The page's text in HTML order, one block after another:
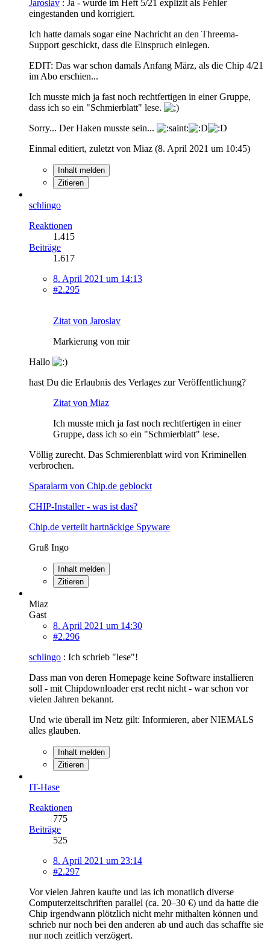
Jaroslav : Ja - wurde im Heft 5/21 explizit als Fehler
eingestanden und korrigiert.
Ich hatte damals sogar eine Nachricht an den Threema-
Support geschickt, dass die Einspruch einlegen.
EDIT: Das war schon damals Anfang März, als die Chip 4/21
im Abo erschien...
Ich musste mich ja fast noch rechtfertigen in einer Gruppe,
dass ich so ein "Schmierblatt" lese.
Sorry... Der Haken musste sein...
Einmal editiert, zuletzt von Miaz (8. April 2021 um 10:45)
Inhalt melden
Zitieren
schlingo
Reaktionen
1.415
Beiträge
1.617
8. April 2021 um 14:13
#2.295
Zitat von Jaroslav
Markierung von mir
Hallo
hast Du die Erlaubnis des Verlages zur Veröffentlichung?
Zitat von Miaz
Ich musste mich ja fast noch rechtfertigen in einer
Gruppe, dass ich so ein "Schmierblatt" lese.
Völlig zurecht. Das Schmierenblatt wird von Kriminellen
verbrochen.
Sparalarm von Chip.de geblockt
CHIP-Installer - was ist das?
Chip.de verteilt hartnäckige Spyware
Gruß Ingo
Inhalt melden
Zitieren
Miaz
Gast
8. April 2021 um 14:30
#2.296
schlingo : Ich schrieb "lese"!
Dass man von deren Homepage keine Software installieren
soll - mit Chipdownloader erst recht nicht - war schon vor
vielen Jahren bekannt.
Und wie überall im Netz gilt: Informieren, aber NIEMALS
alles glauben.
Inhalt melden
Zitieren
IT-Hase
Reaktionen
775
Beiträge
525
8. April 2021 um 23:14
#2.297
Vor vielen Jahren kaufte und las ich monatlich diverse
Computerzeitschriften parallel (ca. 20–30 €) und da hatte die
Chip irgendwann plötzlich nicht mehr mithalten können und
schrieb nur noch bei den anderen ab und auch das schaffte sie
nur noch zeitlich verzögert.